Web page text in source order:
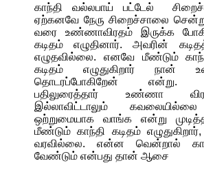
காந்தி வல்லபாய் பட்டேல்
ஏற்கனவே நேரு சிறைச்சாலை
வரை உண்ணாவிரதம் இருக்க
கடிதம் எழுதினார். அவரின்
எழுதவில்லை. எனவே மீண்டும்
கடிதம் எழுதுகிறார் நான்
தொடரப்போகிறேன்
பதிலுரைத்தார்
உண்ணா
இல்லாவிட்டாலும்
ஒற்றுமையாக வாங்க என்று
மீண்டும் காந்தி கடிதம் எழுதுகிறார்
வரவில்லை. என்ன வென்றால்
வேண்டும் என்பது தான் ஆசை